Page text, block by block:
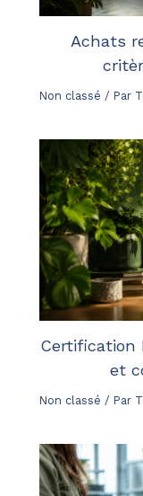
Achats
Non classé / Par
Certification
et
Non classé / Par